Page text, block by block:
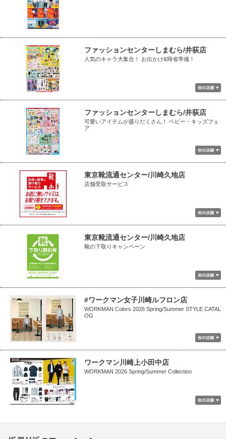
ファッションセンターしまむら/井荻店
人気のキャラ大集合！ お出かけ&帰省準備！
ファッションセンターしまむら/井荻店
可愛いアイテムが盛りだくさん！ ベビー・キッズフェ
ア
東京靴流通センター/川崎久地店
店舗受取サービス
東京靴流通センター/川崎久地店
靴の下取りキャンペーン
#ワークマン女子川崎ルフロン店
WORKMAN Colors 2026 Spring/Summer STYLE CATAL
OG
ワークマン川崎上小田中店
WORKMAN 2026 Spring/Summer Collection